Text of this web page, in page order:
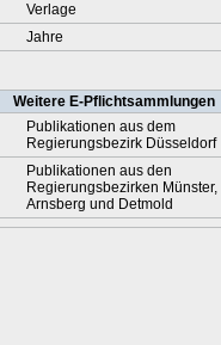
Verlage
Jahre
Weitere E-Pflichtsammlungen
Publikationen aus dem
Regierungsbezirk Düsseldorf
Publikationen aus den
Regierungsbezirken Münster,
Arnsberg und Detmold